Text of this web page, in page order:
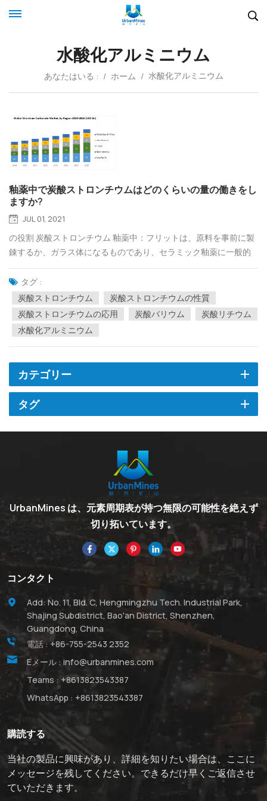
水酸化アルミニウム
あなたはいる : / ホーム / 水酸化アルミニウム
釉薬中で炭酸ストロンチウムはどのくらいの量の働きをし
ますか?
JUL 01, 2021
の役割 炭酸ストロンチウム 釉薬中：フリットは、原料を事前に製
錬するか、ガラス体になるものであり、セラミック釉薬に一般的
に使用されるフラックス原料です。フラックスに予備溶解する
と、釉薬原料からガスの大部分が除去され、セラミック釉薬表面
の気泡や小さな穴の発生が減少します。これは、日用セラミック
スや衛生...
タグ :
炭酸ストロンチウム
炭酸ストロンチウムの性質
炭酸ストロンチウムの応用
炭酸バリウム
炭酸リチウム
水酸化アルミニウム
カテゴリー
タグ
UrbanMines は、元素周期表が持つ無限の可能性を絶えず
切り拓いています。
コンタクト
Add: No. 11, Bld. C, Hengmingzhu Tech. Industrial Park,
Shajing Subdistrict, Bao'an District, Shenzhen,
Guangdong, China
電話 :+86-755-2543 2352
Eメール : info@urbanmines.com
Teams : +8613823543387
WhatsApp : +8613823543387
購読する
当社の製品に興味があり、詳細を知りたい場合は、ここに
メッセージを残してください。できるだけ早くご返信させ
ていただきます。